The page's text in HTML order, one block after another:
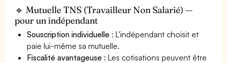
🔹 Mutuelle TNS (Travailleur Non Salarié) —
pour un indépendant
Souscription individuelle : L'indépendant choisit et
paie lui-même sa mutuelle.
Fiscalité avantageuse : Les cotisations peuvent être